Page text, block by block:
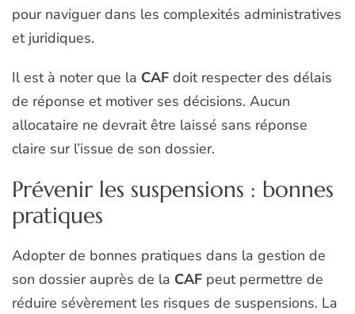
pour naviguer dans les complexités administratives
et juridiques.
Il est à noter que la CAF doit respecter des délais
de réponse et motiver ses décisions. Aucun
allocataire ne devrait être laissé sans réponse
claire sur l’issue de son dossier.
Prévenir les suspensions : bonnes
pratiques
Adopter de bonnes pratiques dans la gestion de
son dossier auprès de la CAF peut permettre de
réduire sévèrement les risques de suspensions. La